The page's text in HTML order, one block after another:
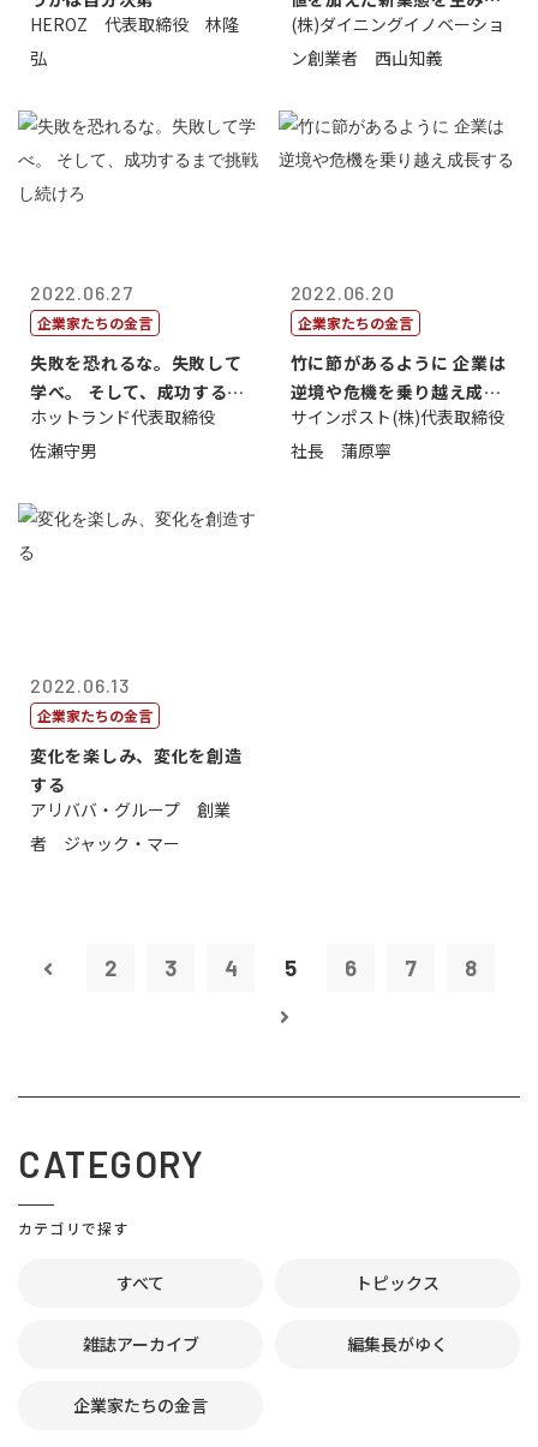
HEROZ 代表取締役 林隆
弘
すこと
(株)ダイニングイノベーショ
ン創業者 西山知義
2022.06.27
企業家たちの金言
失敗を恐れるな。失敗して
学べ。 そして、成功するま
で挑戦し続...
ホットランド代表取締役
佐瀬守男
2022.06.20
企業家たちの金言
竹に節があるように 企業は
逆境や危機を乗り越え成長
する
サインポスト(株)代表取締役
社長 蒲原寧
2022.06.13
企業家たちの金言
変化を楽しみ、変化を創造
する
アリババ・グループ 創業
者 ジャック・マー
2 3 4 5 6 7 8
CATEGORY
カテゴリで探す
すべて トピックス
雑誌アーカイブ 編集長がゆく
企業家たちの金言